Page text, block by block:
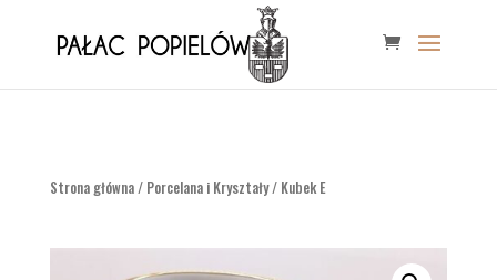
Strona główna/ Porcelana i Kryształy/ Kubek E